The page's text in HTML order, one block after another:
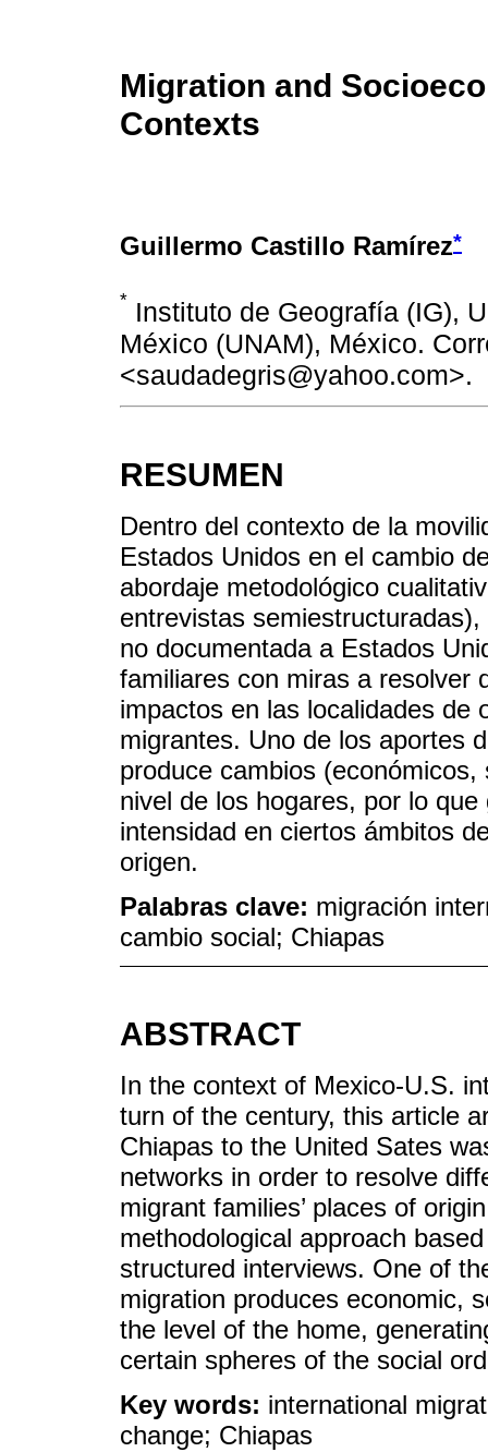
Migration and
Contexts
Guillermo Castillo Ramírez*
* Instituto de Geografía (IG),
México (UNAM), México.
<saudadegris@yahoo.com>.
RESUMEN
Dentro del contexto de la
Estados Unidos en el cambio
abordaje metodológico
entrevistas
no documentada a Estados
familiares con miras a resolver
impactos en las localidades de
migrantes. Uno de los aportes
produce cambios
nivel de los hogares, por lo
intensidad en ciertos ámbitos
origen.
Palabras clave: migración
cambio social; Chiapas
ABSTRACT
In the context of Mexico-U.S.
turn of the century, this article
Chiapas to the United Sates
networks in order to resolve
migrant families’ places of
methodological approach
structured interviews. One of
migration produces economic,
the level of the home,
certain spheres of the social
Key words: international
change; Chiapas